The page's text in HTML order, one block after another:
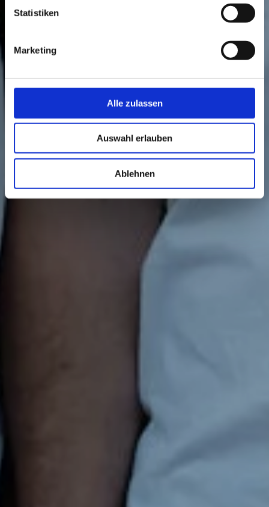
Statistiken
Marketing
Alle zulassen
Auswahl erlauben
Ablehnen